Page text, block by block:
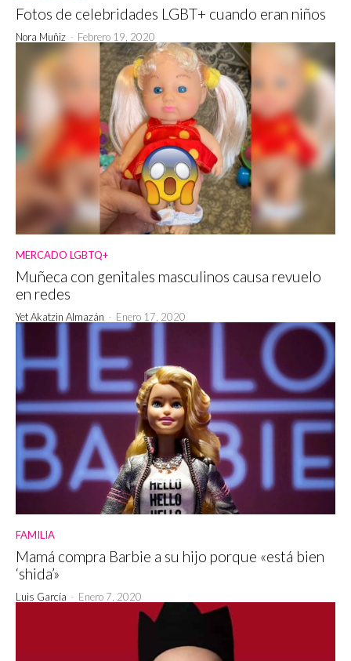
Fotos de celebridades LGBT+ cuando eran niños
Nora Muñiz - Febrero 19, 2020
MERCADO LGBTQ+
Muñeca con genitales masculinos causa revuelo
en redes
Yet Akatzin Almazán - Enero 17, 2020
FAMILIA
Mamá compra Barbie a su hijo porque «está bien
‘shida’»
Luis García - Enero 7, 2020